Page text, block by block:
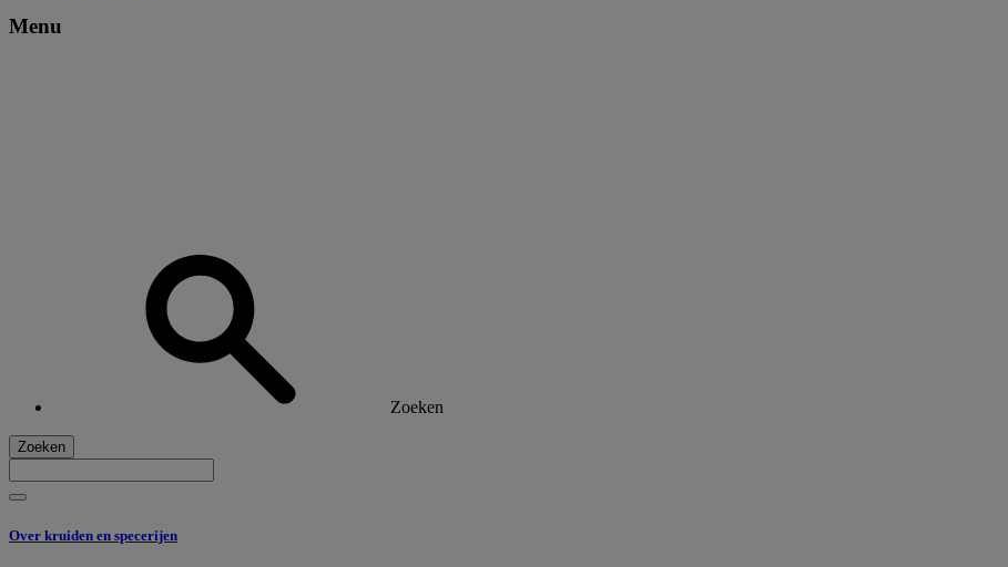
Menu
Zoeken
Zoeken
Over kruiden en specerijen